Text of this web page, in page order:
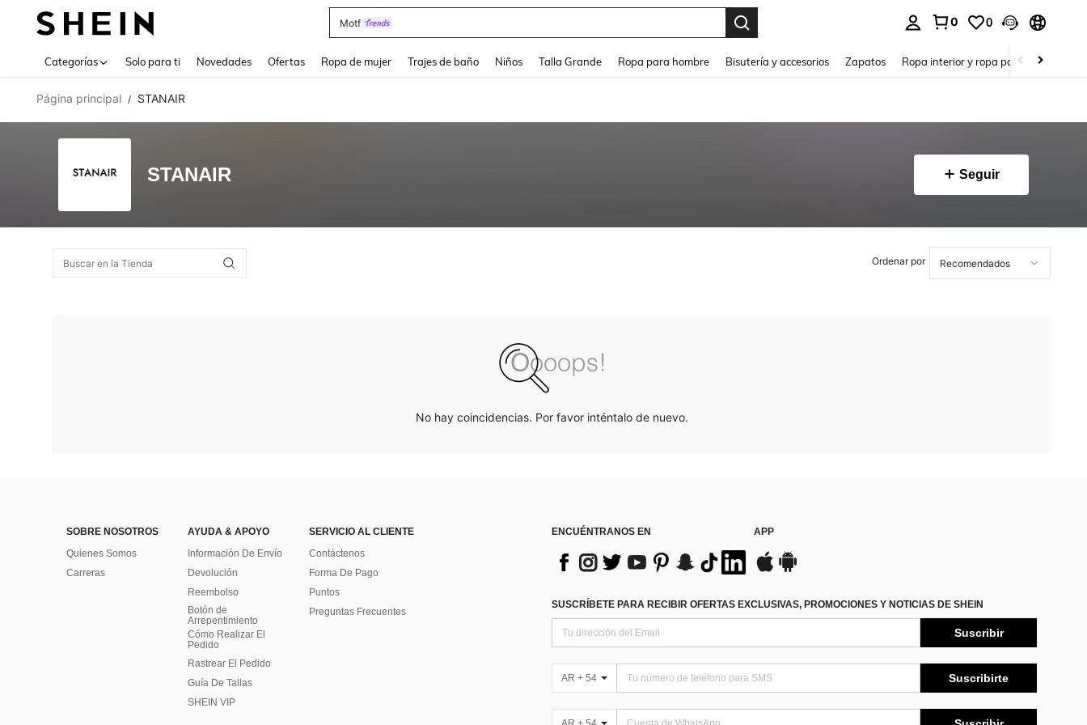
Motf
0 0
Categorías Solo para ti Novedades Ofertas Ropa de mujer Trajes de baño Niños Talla Grande Ropa para hombre Bisutería y accesorios Zapatos Ropa interior y ropa para dormir
Página principal / STANAIR
STANAIR Seguir
Ordenar por
No hay coincidencias. Por favor inténtalo de nuevo.
SOBRE NOSOTROS
Quienes Somos
Carreras
AYUDA & APOYO
Información De Envío
Devolución
Reembolso
Botón de
Arrepentimiento
Cómo Realizar El
Pedido
Rastrear El Pedido
Guía De Tallas
SHEIN VIP
SERVICIO AL CLIENTE
Contáctenos
Forma De Pago
Puntos
Preguntas Frecuentes
ENCUÉNTRANOS EN APP
SUSCRÍBETE PARA RECIBIR OFERTAS EXCLUSIVAS, PROMOCIONES Y NOTICIAS DE SHEIN
Suscribir
AR + 54 Suscribirte